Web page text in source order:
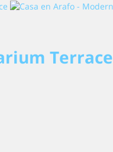
Terrace